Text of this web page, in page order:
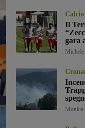
Calcio
Il
gara
Monica